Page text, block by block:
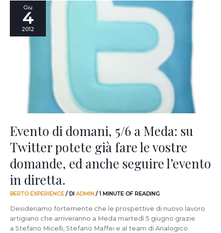
Giu
4
2012
Evento di domani, 5/6 a Meda: su
Twitter potete già fare le vostre
domande, ed anche seguire l’evento
in diretta.
BERTO EXPERIENCE / DI ADMIN /1 MINUTE OF READING
Desideriamo fortemente che le prospettive di nuovo lavoro
artigiano che arriveranno a Meda martedì 5 giugno grazie
a Stefano Micelli, Stefano Maffei e al team di Analogico
Evento
domani,
domande,
ed
anche
seguire
diretta.